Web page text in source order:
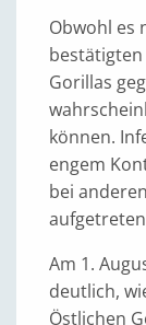
Obwohl es
Gorillas
können.
engem
bei
Am 1.
deutlich,
Östlichen